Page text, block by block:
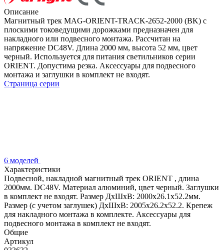
Описание
Магнитный трек MAG-ORIENT-TRACK-2652-2000 (BK) с
плоскими токоведущими дорожками предназначен для
накладного или подвесного монтажа. Рассчитан на
напряжение DC48V. Длина 2000 мм, высота 52 мм, цвет
черный. Используется для питания светильников серии
ORIENT. Допустима резка. Аксессуары для подвесного
монтажа и заглушки в комплект не входят.
Страница серии
6 моделей
Характеристики
Подвесной, накладной магнитный трек ORIENT , длина
2000мм. DC48V. Материал алюминий, цвет черный. Заглушки
в комплект не входят. Размер ДxШxВ: 2000x26.1x52.2мм.
Размер (с учетом заглушек) ДxШxВ: 2005x26.2x52.2. Крепеж
для накладного монтажа в комплекте. Аксессуары для
подвесного монтажа в комплект не входят.
Общие
Артикул